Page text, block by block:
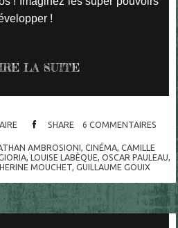
!
LA SUITE
SHARE 6 COMMENTAIRES
AMBROSIONI ,CINÉMA ,CAMILLE
,LOUISE LABÈQUE ,OSCAR PAULEAU
MOUCHET, GUILLAUME GOUIX